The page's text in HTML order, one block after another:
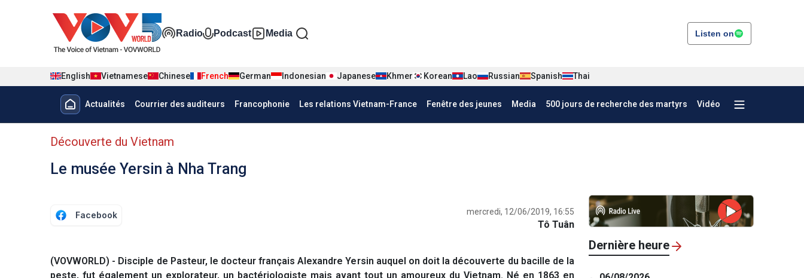
Đa phương tiện tiếng Pháp
Radio Podcast Media Listen on
English Vietnamese Chinese French German Indonesian Japanese Khmer Korean Lao Russian Spanish Thai
Menu trang chủ tiếng Pháp
Actualités Courrier des auditeurs Francophonie Les relations Vietnam-France Fenêtre des jeunes Media 500 jours de recherche des martyrs Vidéo
menu phụ tiếng Pháp
Découverte du Vietnam
Le musée Yersin à Nha Trang
Facebook mercredi, 12/06/2019, 16:55
Tô Tuân
(VOVWORLD) - Disciple de Pasteur, le docteur français Alexandre Yersin auquel on doit la découverte du bacille de la
peste, fut également un explorateur, un bactériologiste mais avant tout un amoureux du Vietnam. Né en 1863 en
Dernière heure